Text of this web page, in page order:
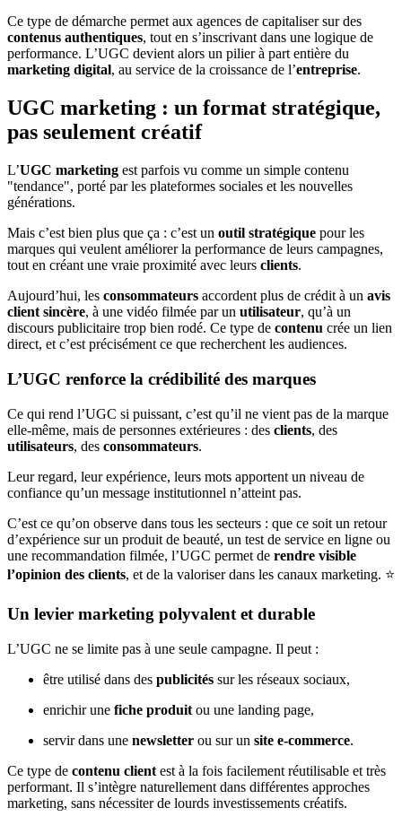
Ce type de démarche permet aux agences de capitaliser sur des
contenus authentiques, tout en s’inscrivant dans une logique de
performance. L’UGC devient alors un pilier à part entière du
marketing digital, au service de la croissance de l’entreprise.
UGC marketing : un format stratégique,
pas seulement créatif
L’UGC marketing est parfois vu comme un simple contenu
"tendance", porté par les plateformes sociales et les nouvelles
générations.
Mais c’est bien plus que ça : c’est un outil stratégique pour les
marques qui veulent améliorer la performance de leurs campagnes,
tout en créant une vraie proximité avec leurs clients.
Aujourd’hui, les consommateurs accordent plus de crédit à un avis
client sincère, à une vidéo filmée par un utilisateur, qu’à un
discours publicitaire trop bien rodé. Ce type de contenu crée un lien
direct, et c’est précisément ce que recherchent les audiences.
L’UGC renforce la crédibilité des marques
Ce qui rend l’UGC si puissant, c’est qu’il ne vient pas de la marque
elle-même, mais de personnes extérieures : des clients, des
utilisateurs, des consommateurs.
Leur regard, leur expérience, leurs mots apportent un niveau de
confiance qu’un message institutionnel n’atteint pas.
C’est ce qu’on observe dans tous les secteurs : que ce soit un retour
d’expérience sur un produit de beauté, un test de service en ligne ou
une recommandation filmée, l’UGC permet de rendre visible
l’opinion des clients, et de la valoriser dans les canaux marketing. ⭐
Un levier marketing polyvalent et durable
L’UGC ne se limite pas à une seule campagne. Il peut :
être utilisé dans des publicités sur les réseaux sociaux,
enrichir une fiche produit ou une landing page,
servir dans une newsletter ou sur un site e-commerce.
Ce type de contenu client est à la fois facilement réutilisable et très
performant. Il s’intègre naturellement dans différentes approches
marketing, sans nécessiter de lourds investissements créatifs.